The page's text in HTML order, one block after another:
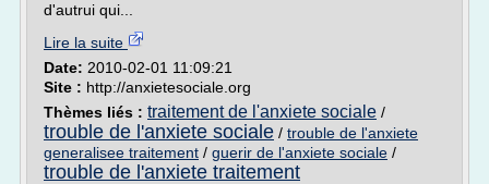
d'autrui qui...
Lire la suite
Date: 2010-02-01 11:09:21
Site : http://anxietesociale.org
Thèmes liés : traitement de l'anxiete sociale /
trouble de l'anxiete sociale / trouble de l'anxiete
generalisee traitement / guerir de l'anxiete sociale /
trouble de l'anxiete traitement